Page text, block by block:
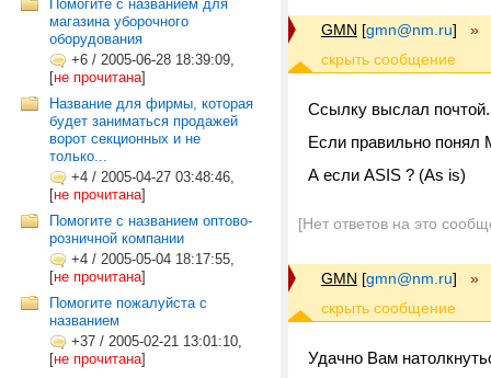
Помогите с названием для
магазина уборочного
оборудования
+6 / 2005-06-28 18:39:09,
[не прочитана]
Название для фирмы, которая
будет заниматься продажей
ворот секционных и не
только...
+4 / 2005-04-27 03:48:46,
[не прочитана]
Помогите с названием оптово-
розничной компании
+4 / 2005-05-04 18:17:55,
[не прочитана]
Помогите пожалуйста с
названием
+37 / 2005-02-21 13:01:10,
[не прочитана]
GMN [gmn@nm.ru] »
Ссылку выслал почтой.
Если правильно понял
А если ASIS ? (As is)
[Нет ответов на это
GMN [gmn@nm.ru] »
Удачно Вам